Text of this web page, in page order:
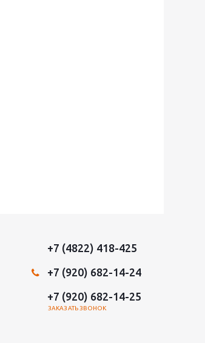
+7 (4822) 418-425
+7 (920) 682-14-24
+7 (920) 682-14-25
ЗАКАЗАТЬ ЗВОНОК